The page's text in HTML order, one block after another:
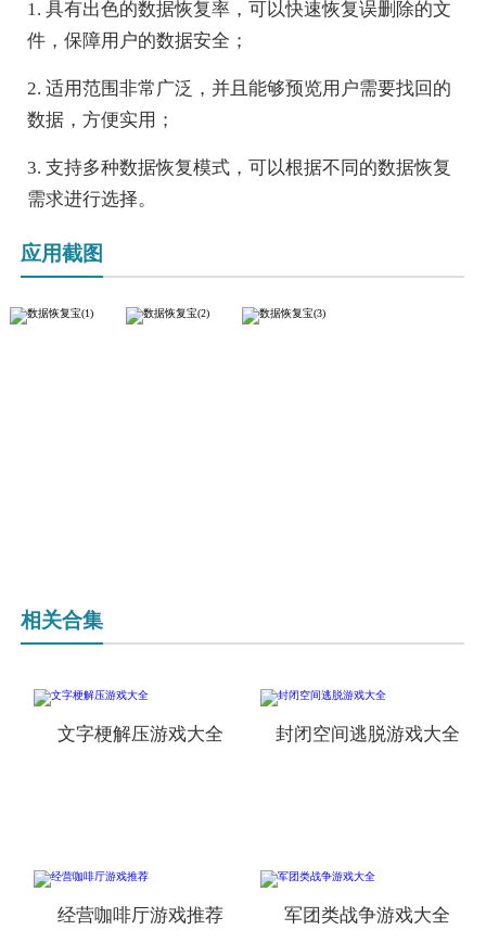
1. 具有出色的数据恢复率，可以快速恢复误删除的文
件，保障用户的数据安全；
2. 适用范围非常广泛，并且能够预览用户需要找回的
数据，方便实用；
3. 支持多种数据恢复模式，可以根据不同的数据恢复
需求进行选择。
应用截图
相关合集
文字梗解压游戏大全 封闭空间逃脱游戏大全
经营咖啡厅游戏推荐 军团类战争游戏大全